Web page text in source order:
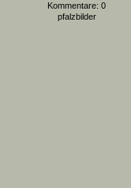
Kommentare: 0
pfalzbilder